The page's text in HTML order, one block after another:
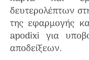
δευτερολέπτων
της εφαρμογής
apodixi για
αποδείξεων.